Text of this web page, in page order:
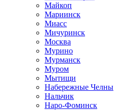
Майкоп
Мариинск
Миасс
Мичуринск
Москва
Мурино
Мурманск
Муром
Мытищи
Набережные Челны
Нальчик
Наро-Фоминск